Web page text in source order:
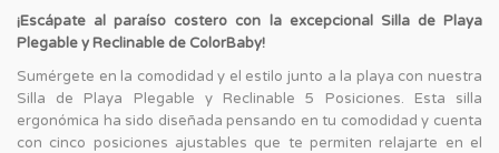
¡Escápate al paraíso costero con la excepcional Silla de Playa
Plegable y Reclinable de ColorBaby!
Sumérgete en la comodidad y el estilo junto a la playa con nuestra
Silla de Playa Plegable y Reclinable 5 Posiciones. Esta silla
ergonómica ha sido diseñada pensando en tu comodidad y cuenta
con cinco posiciones ajustables que te permiten relajarte en el